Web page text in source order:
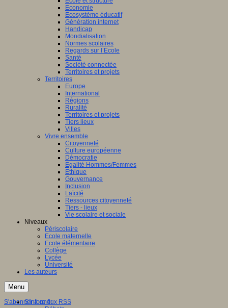
Economie
Ecosystème éducatif
Génération internet
Handicap
Mondialisation
Normes scolaires
Regards sur l’Ecole
Santé
Société connectée
Territoires et projets
Territoires
Europe
International
Régions
Ruralité
Territoires et projets
Tiers lieux
Villes
Vivre ensemble
Citoyenneté
Culture européenne
Démocratie
Egalité Hommes/Femmes
Ethique
Gouvernance
Inclusion
Laïcité
Ressources citoyenneté
Tiers - lieux
Vie scolaire et sociale
Niveaux
Périscolaire
Ecole maternelle
Ecole élémentaire
Collège
Lycée
Université
Les auteurs
Menu
S'informer
S'abonner à ce flux RSS